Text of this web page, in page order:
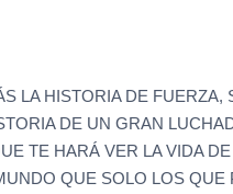
LA HISTORIA DE FUERZA,
DE UN GRAN
TE HARÁ VER LA VIDA
QUE SOLO LOS QUE